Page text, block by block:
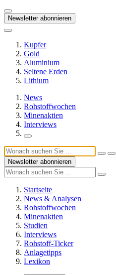
Newsletter abonnieren
Kupfer
Gold
Aluminium
Seltene Erden
Lithium
News
Rohstoffwochen
Minenaktien
Interviews
Newsletter abonnieren
Startseite
News & Analysen
Rohstoffwochen
Minenaktien
Studien
Interviews
Rohstoff-Ticker
Anlagetipps
Lexikon